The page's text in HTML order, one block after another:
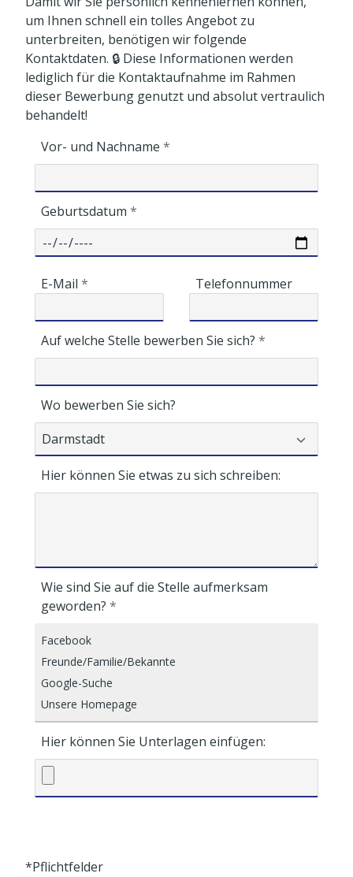
um Ihnen schnell ein tolles Angebot zu
unterbreiten, benötigen wir folgende
Kontaktdaten. 🔒 Diese Informationen werden
lediglich für die Kontaktaufnahme im Rahmen
dieser Bewerbung genutzt und absolut vertraulich
behandelt!
Vor- und Nachname
Geburtsdatum
E-Mail Telefonnummer
Auf welche Stelle bewerben Sie sich?
Wo bewerben Sie sich?
Hier können Sie etwas zu sich schreiben:
Wie sind Sie auf die Stelle aufmerksam
geworden?
Hier können Sie Unterlagen einfügen:
*Pflichtfelder